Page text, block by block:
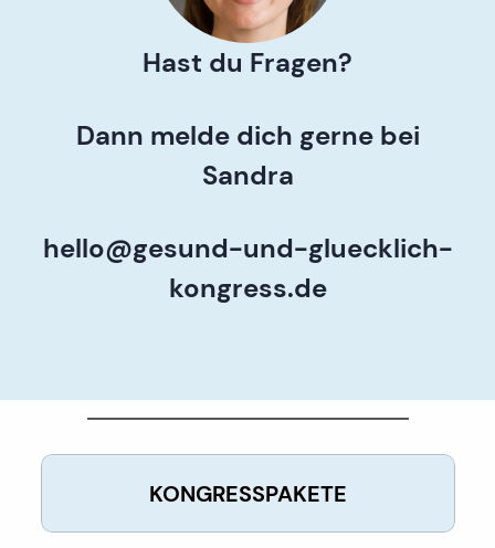
Hast du Fragen?
Dann melde dich gerne bei
Sandra
hello@gesund-und-gluecklich-
kongress.de
KONGRESSPAKETE